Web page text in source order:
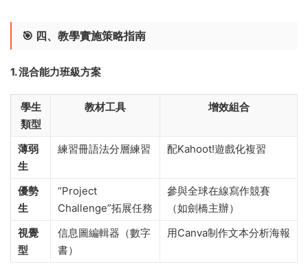
🎯 ​ 四、教學實施策略指南
1. 混合能力班級方案
學生
類型
教材工具 增效組合
薄弱
生
練習冊語法分層練習 配Kahoot!遊戲化複習
優勢
生
“Project
Challenge”拓展任務
參與全球在線寫作競賽
（如劍橋主辦）
視覺
型
信息圖編輯器（數字
書）
用Canva制作文本分析海報